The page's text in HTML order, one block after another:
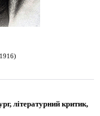
літературний критик,